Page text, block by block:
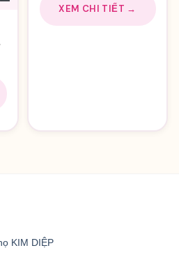
XEM CHI TIẾT →
KIM DIỆP